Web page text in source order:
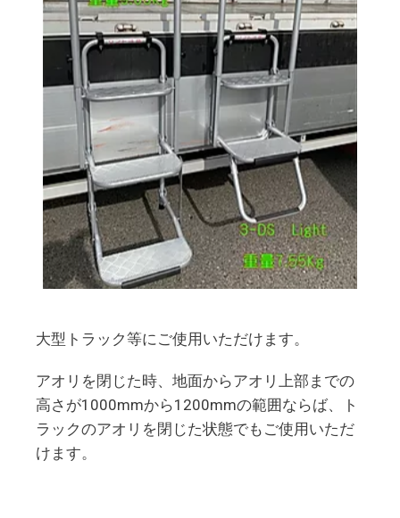
大型トラック等にご使用いただけます。
アオリを閉じた時、地面からアオリ上部までの
高さが1000mmから1200mmの範囲ならば、ト
ラックのアオリを閉じた状態でもご使用いただ
けます。